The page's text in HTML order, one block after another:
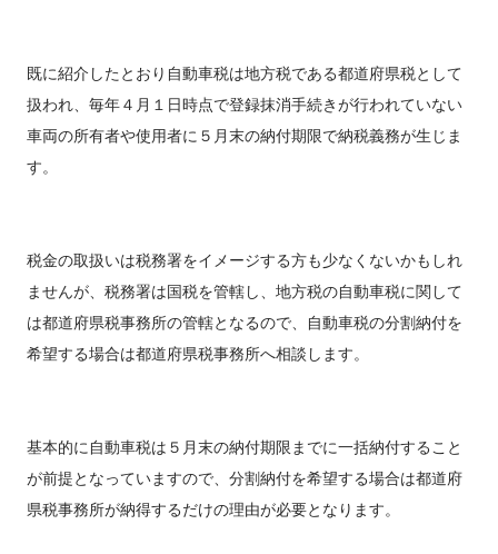
既に紹介したとおり自動車税は地方税である都道府県税として
扱われ、毎年４月１日時点で登録抹消手続きが行われていない
車両の所有者や使用者に５月末の納付期限で納税義務が生じま
す。
税金の取扱いは税務署をイメージする方も少なくないかもしれ
ませんが、税務署は国税を管轄し、地方税の自動車税に関して
は都道府県税事務所の管轄となるので、自動車税の分割納付を
希望する場合は都道府県税事務所へ相談します。
基本的に自動車税は５月末の納付期限までに一括納付すること
が前提となっていますので、分割納付を希望する場合は都道府
県税事務所が納得するだけの理由が必要となります。